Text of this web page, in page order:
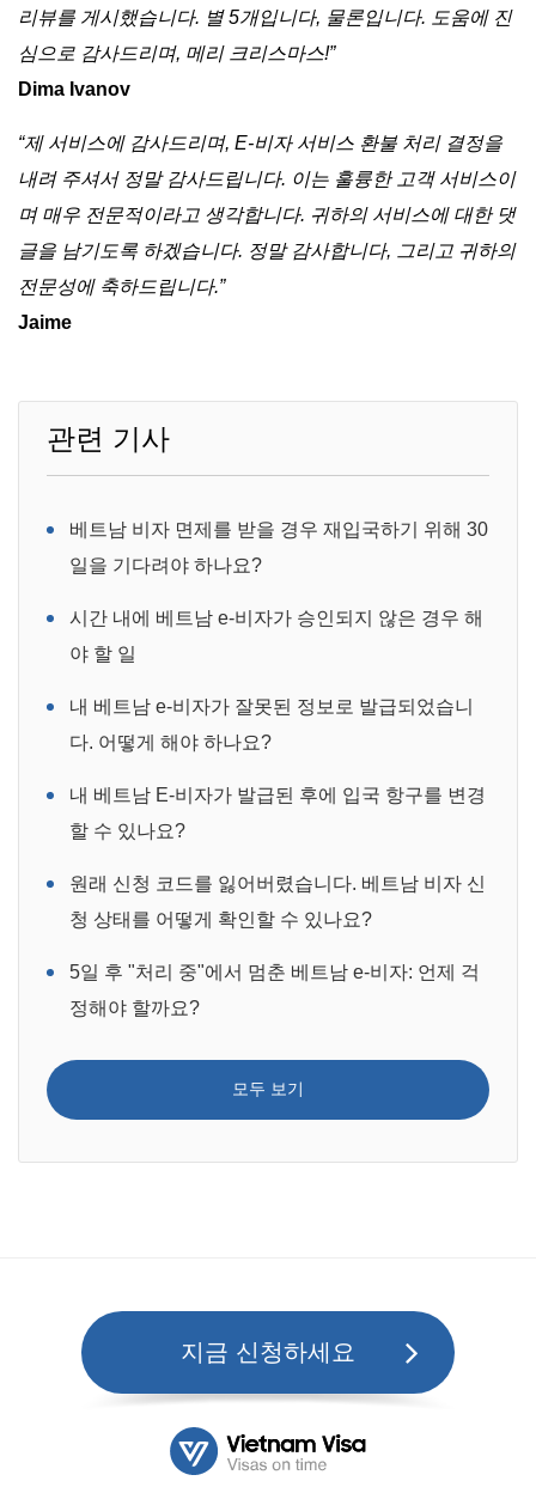
리뷰를 게시했습니다. 별 5개입니다, 물론입니다. 도움에 진
심으로 감사드리며, 메리 크리스마스!”
Dima Ivanov
“제 서비스에 감사드리며, E-비자 서비스 환불 처리 결정을
내려 주셔서 정말 감사드립니다. 이는 훌륭한 고객 서비스이
며 매우 전문적이라고 생각합니다. 귀하의 서비스에 대한 댓
글을 남기도록 하겠습니다. 정말 감사합니다, 그리고 귀하의
전문성에 축하드립니다.”
Jaime
관련 기사
베트남 비자 면제를 받을 경우 재입국하기 위해 30
일을 기다려야 하나요?
시간 내에 베트남 e-비자가 승인되지 않은 경우 해
야 할 일
내 베트남 e-비자가 잘못된 정보로 발급되었습니
다. 어떻게 해야 하나요?
내 베트남 E-비자가 발급된 후에 입국 항구를 변경
할 수 있나요?
원래 신청 코드를 잃어버렸습니다. 베트남 비자 신
청 상태를 어떻게 확인할 수 있나요?
5일 후 "처리 중"에서 멈춘 베트남 e-비자: 언제 걱
정해야 할까요?
모두 보기
지금 신청하세요